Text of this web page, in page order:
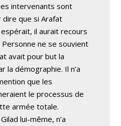
intervenants sont
dire que si Arafat
espérait, il aurait recours
ne se souvient
avait pour but la
la démographie. Il n’a
que les
le processus de
armée totale.
lui-même, n’a